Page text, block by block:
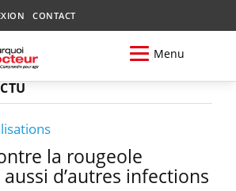
CONTACT
Menu
la rougeole
d’autres infections